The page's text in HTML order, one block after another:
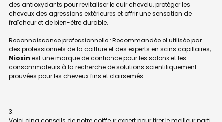
des antioxydants pour revitaliser le cuir chevelu, protéger les
cheveux des agressions extérieures et offrir une sensation de
fraîcheur et de bien-être durable.
Reconnaissance professionnelle : Recommandée et utilisée par
des professionnels de la coiffure et des experts en soins capillaires,
Nioxin est une marque de confiance pour les salons et les
consommateurs à la recherche de solutions scientifiquement
prouvées pour les cheveux fins et clairsemés.
Voici cinq conseils de notre coiffeur expert pour tirer le meilleur parti